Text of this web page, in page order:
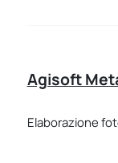
Agisoft
Elaborazione